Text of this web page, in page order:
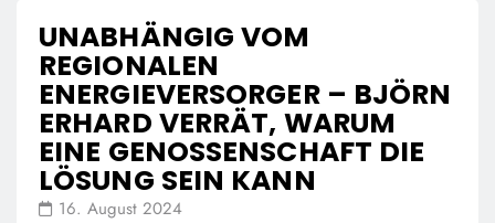
UNABHÄNGIG VOM
REGIONALEN
ENERGIEVERSORGER – BJÖRN
ERHARD VERRÄT, WARUM
EINE GENOSSENSCHAFT DIE
LÖSUNG SEIN KANN
16. August 2024